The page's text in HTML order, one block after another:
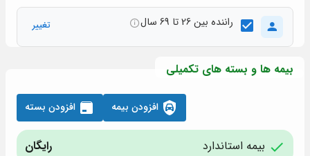
راننده بین 26 تا 69 سال تغییر
بیمه ها و بسته های تکمیلی
بیمه استاندارد رایگان